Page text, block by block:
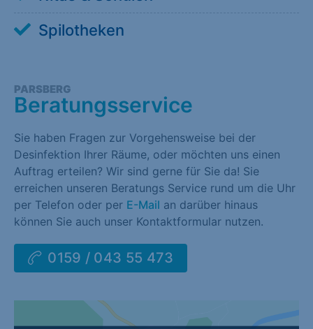
Spilotheken
PARSBERG
Beratungsservice
Sie haben Fragen zur Vorgehensweise bei der
Desinfektion Ihrer Räume, oder möchten uns einen
Auftrag erteilen? Wir sind gerne für Sie da! Sie
erreichen unseren Beratungs Service rund um die Uhr
per Telefon oder per E-Mail an darüber hinaus
können Sie auch unser Kontaktformular nutzen.
0159 / 043 55 473